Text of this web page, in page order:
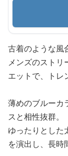
古着のような風
メンズのストリ
エットで、トレ
薄めのブルーカ
スと相性抜群。
ゆったりとした
を演出し、長時